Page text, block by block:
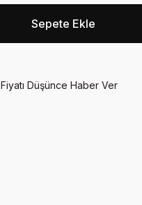
Sepete Ekle
Fiyatı Düşünce Haber Ver